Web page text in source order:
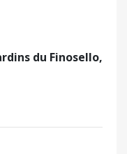
du Finosello,